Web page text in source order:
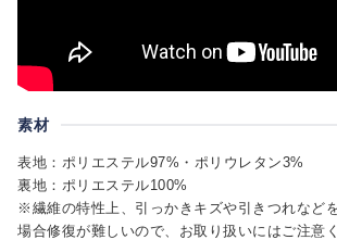
素材
表地：ポリエステル97%・ポリウレタン3%
裏地：ポリエステル100%
※繊維の特性上、引っかきキズや引きつれなど
場合修復が難しいので、お取り扱いにはご注意